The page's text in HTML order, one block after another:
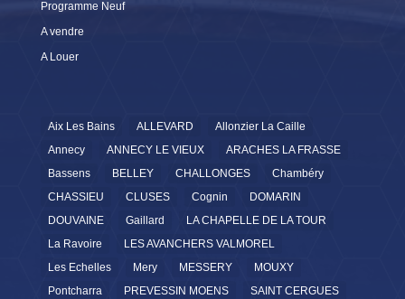
Programme Neuf
A vendre
A Louer
Aix Les Bains ALLEVARD
Allonzier La Caille
Annecy
ANNECY LE VIEUX
ARACHES LA FRASSE
Bassens
BELLEY CHALLONGES
Chambéry
CHASSIEU
CLUSES Cognin
DOMARIN
DOUVAINE
Gaillard
LA CHAPELLE DE LA TOUR
La Ravoire
LES AVANCHERS VALMOREL
Les Echelles
Mery MESSERY
MOUXY
Pontcharra
PREVESSIN MOENS
SAINT CERGUES